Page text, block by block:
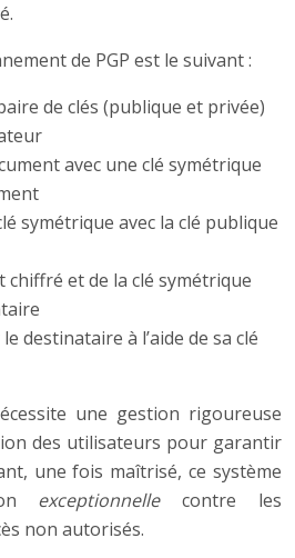
de PGP est le suivant :
de clés (publique et privée)
avec une clé symétrique
symétrique avec la clé publique
chiffré et de la clé symétrique
destinataire à l’aide de sa clé
une gestion rigoureuse
des utilisateurs pour garantir
une fois maîtrisé, ce système
exceptionnellecontre les
non autorisés.